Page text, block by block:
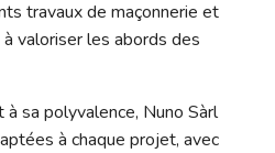
travaux de maçonnerie et
valoriser les abords des
à sa polyvalence, Nuno Sàrl
à chaque projet, avec